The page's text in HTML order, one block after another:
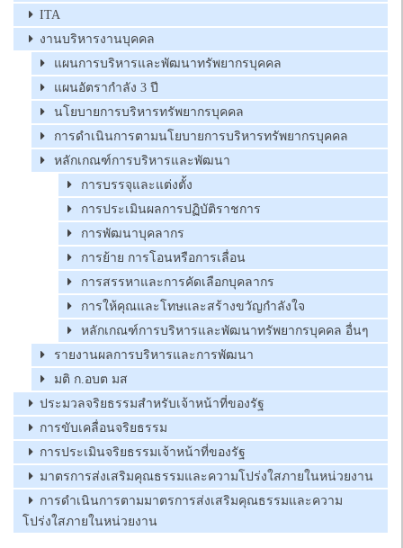
ITA
งานบริหารงานบุคคล
แผนการบริหารและพัฒนาทรัพยากรบุคคล
แผนอัตรากำลัง 3 ปี
นโยบายการบริหารทรัพยากรบุคคล
การดำเนินการตามนโยบายการบริหารทรัพยากรบุคคล
หลักเกณฑ์การบริหารและพัฒนา
การบรรจุและแต่งตั้ง
การประเมินผลการปฏิบัติราชการ
การพัฒนาบุคลากร
การย้าย การโอนหรือการเลื่อน
การสรรหาและการคัดเลือกบุคลากร
การให้คุณและโทษและสร้างขวัญกำลังใจ
หลักเกณฑ์การบริหารและพัฒนาทรัพยากรบุคคล อื่นๆ
รายงานผลการบริหารและการพัฒนา
มติ ก.อบต มส
ประมวลจริยธรรมสำหรับเจ้าหน้าที่ของรัฐ
การขับเคลื่อนจริยธรรม
การประเมินจริยธรรมเจ้าหน้าที่ของรัฐ
มาตรการส่งเสริมคุณธรรมและความโปร่งใสภายในหน่วยงาน
การดำเนินการตามมาตรการส่งเสริมคุณธรรมและความ
โปร่งใสภายในหน่วยงาน